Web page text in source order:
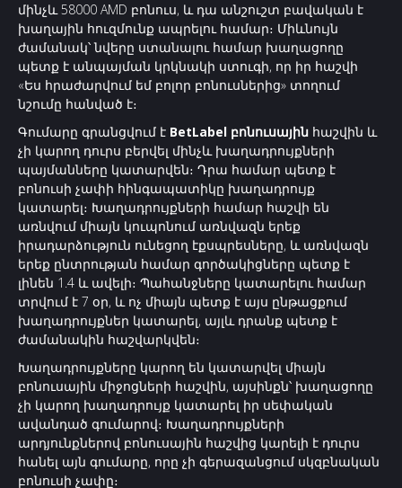
մինչև 58000 AMD բոնուս, և դա անշուշտ բավական է
խաղային հուզմունք ապրելու համար։ Միևնույն
ժամանակ՝ նվերը ստանալու համար խաղացողը
պետք է անպայման կրկնակի ստուգի, որ իր հաշվի
«Ես հրաժարվում եմ բոլոր բոնուսներից» տողում
նշումը հանված է։
Գումարը գրանցվում է BetLabel բոնուսային հաշվին և
չի կարող դուրս բերվել մինչև խաղադրույքների
պայմանները կատարվեն։ Դրա համար պետք է
բոնուսի չափի հինգապատիկը խաղադրույք
կատարել։ Խաղադրույքների համար հաշվի են
առնվում միայն կուպոնում առնվազն երեք
իրադարձություն ունեցող էքսպրեսները, և առնվազն
երեք ընտրության համար գործակիցները պետք է
լինեն 1.4 և ավելի։ Պահանջները կատարելու համար
տրվում է 7 օր, և ոչ միայն պետք է այս ընթացքում
խաղադրույքներ կատարել, այլև դրանք պետք է
ժամանակին հաշվարկվեն։
Խաղադրույքները կարող են կատարվել միայն
բոնուսային միջոցների հաշվին, այսինքն՝ խաղացողը
չի կարող խաղադրույք կատարել իր սեփական
ավանդած գումարով։ Խաղադրույքների
արդյունքներով բոնուսային հաշվից կարելի է դուրս
հանել այն գումարը, որը չի գերազանցում սկզբնական
բոնուսի չափը։